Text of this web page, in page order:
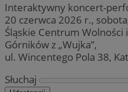
Interaktywny koncert-
20 czerwca 2026 r.,
Śląskie Centrum
Górników z „Wujka”,
ul. Wincentego Pola 38,
Słuchaj